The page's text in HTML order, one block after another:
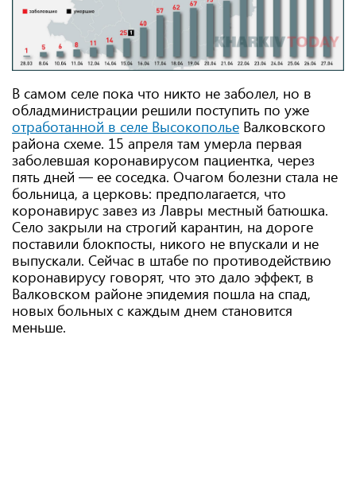
В самом селе пока что никто не заболел, но в
обладминистрации решили поступить по уже
отработанной в селе Высокополье Валковского
района схеме. 15 апреля там умерла первая
заболевшая коронавирусом пациентка, через
пять дней — ее соседка. Очагом болезни стала не
больница, а церковь: предполагается, что
коронавирус завез из Лавры местный батюшка.
Село закрыли на строгий карантин, на дороге
поставили блокпосты, никого не впускали и не
выпускали. Сейчас в штабе по противодействию
коронавирусу говорят, что это дало эффект, в
Валковском районе эпидемия пошла на спад,
новых больных с каждым днем становится
меньше.